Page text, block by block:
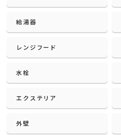
給湯器
レンジフード
水栓
エクステリア
外壁